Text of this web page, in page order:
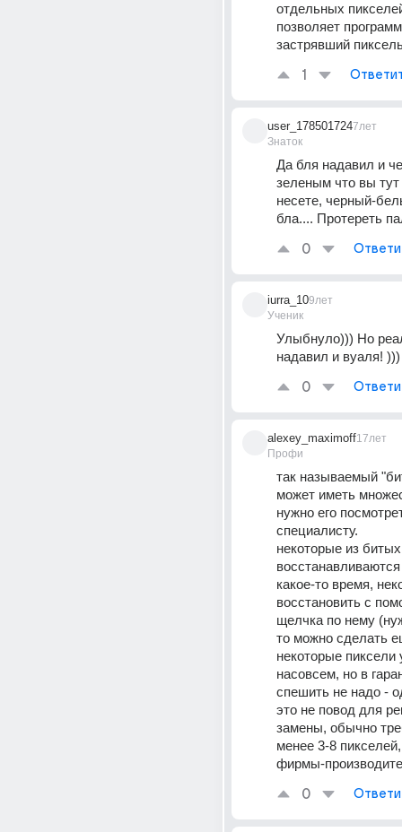
отдельных
позволяет
застрявший
1
user_178501724
Знаток
7лет
Да бля надавил и
зеленым что вы
несете, черный-
бла.... Протереть
0
iurra_10
Ученик
9лет
Улыбнуло))) Но
надавил и вуаля!
0
alexey_maximoff
Профи
17лет
так называемый
может иметь
нужно его
специалисту.
некоторые из битых
какое-то время,
восстановить с
щелчка по нему
то можно сделать
некоторые пиксели
насовсем, но в
спешить не надо -
это не повод для
замены, обычно
менее 3-8
фирмы-
0